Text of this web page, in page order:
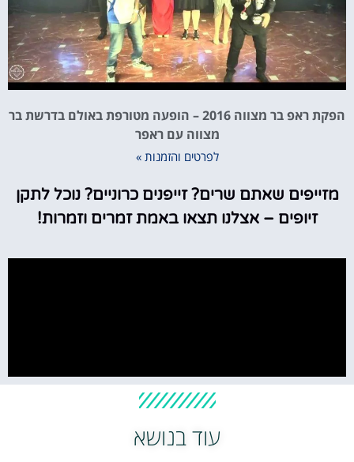
הפקת ראפ בר מצווה 2016 – הופעה מטורפת באולם בדרשת בר
מצווה עם ראפר
לפרטים והזמנות »
מזייפים שאתם שרים? זייפנים כרוניים? נוכל לתקן
זיופים – אצלנו תצאו באמת זמרים וזמרות!
עוד בנושא